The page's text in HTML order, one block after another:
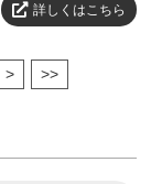
詳しくはこちら